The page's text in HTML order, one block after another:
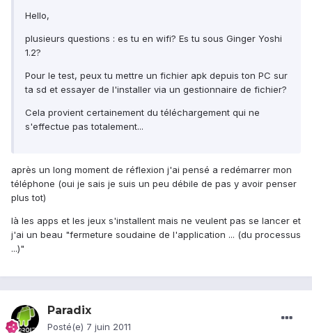
Hello,
plusieurs questions : es tu en wifi? Es tu sous Ginger Yoshi
1.2?
Pour le test, peux tu mettre un fichier apk depuis ton PC sur
ta sd et essayer de l'installer via un gestionnaire de fichier?
Cela provient certainement du téléchargement qui ne
s'effectue pas totalement...
après un long moment de réflexion j'ai pensé a redémarrer mon
téléphone (oui je sais je suis un peu débile de pas y avoir penser
plus tot)
là les apps et les jeux s'installent mais ne veulent pas se lancer et
j'ai un beau "fermeture soudaine de l'application ... (du processus
...)"
Paradix
Posté(e) 7 juin 2011